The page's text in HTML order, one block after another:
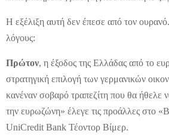
Η εξέλιξη αυτή δεν έπεσε από τον ουρανό.
λόγους:
Πρώτον, η έξοδος της Ελλάδας από το
στρατηγική επιλογή των γερμανικών
κανέναν σοβαρό τραπεζίτη που θα ήθελε
την ευρωζώνη» έλεγε τις προάλλες στο
UniCredit Bank Τέοντορ Βίμερ.